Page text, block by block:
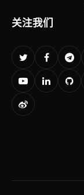
关注我们